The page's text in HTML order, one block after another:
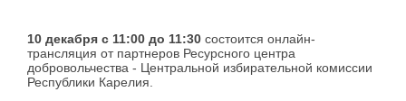
10 декабря с 11:00 до 11:30 состоится онлайн-
трансляция от партнеров Ресурсного центра
добровольчества - Центральной избирательной комиссии
Республики Карелия.